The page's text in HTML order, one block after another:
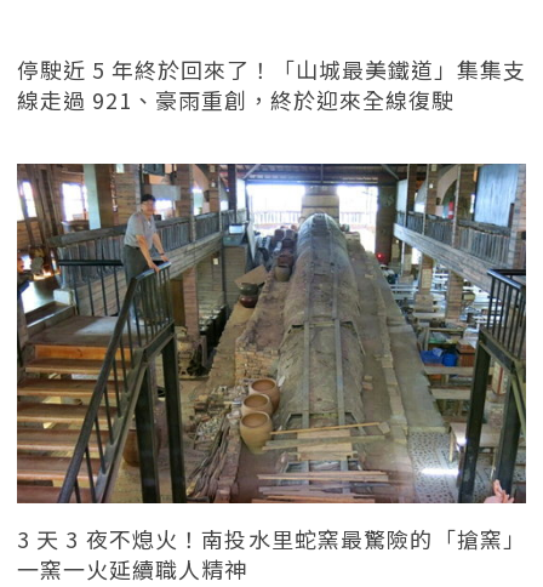
停駛近 5 年終於回來了！「山城最美鐵道」集集支
線走過 921、豪雨重創，終於迎來全線復駛
3 天 3 夜不熄火！南投水里蛇窯最驚險的「搶窯」
一窯一火延續職人精神